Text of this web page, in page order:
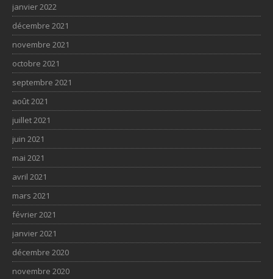
janvier 2022
décembre 2021
novembre 2021
octobre 2021
septembre 2021
août 2021
juillet 2021
juin 2021
mai 2021
avril 2021
mars 2021
février 2021
janvier 2021
décembre 2020
novembre 2020